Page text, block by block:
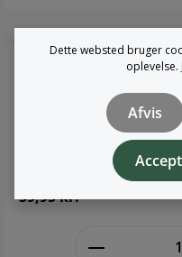
Flot sort serviet til
Fondaco Størrelse:
30% polyester
39,95 kr.
Dette websted bruger
oplevelse.
Afvis